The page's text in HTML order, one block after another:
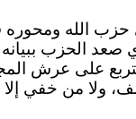
ومحوره في
الحزب
على عرش
26). مجرد سؤال ليس بالطبع